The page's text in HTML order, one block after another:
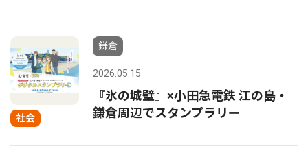
社会
鎌倉
2026.05.15
『氷の城壁』×小田急電鉄 江の島・
鎌倉周辺でスタンプラリー